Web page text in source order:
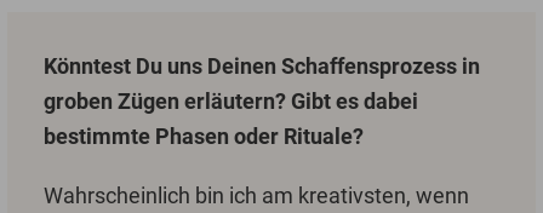
Könntest Du uns Deinen Schaffensprozess in
groben Zügen erläutern? Gibt es dabei
bestimmte Phasen oder Rituale?
Wahrscheinlich bin ich am kreativsten, wenn